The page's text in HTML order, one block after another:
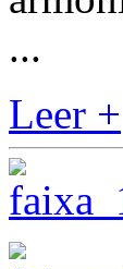
...
Leer +